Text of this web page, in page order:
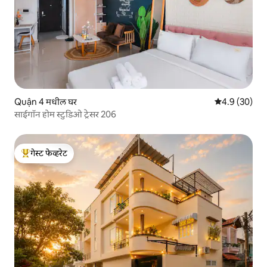
Quận 4 मधील घर 5 पैकी 4.9
4.9 (30)
साईगॉन होम स्टुडिओ ट्रेसर 206
टॉप गेस्ट फेव्हरेट
गेस्ट फेव्हरेट